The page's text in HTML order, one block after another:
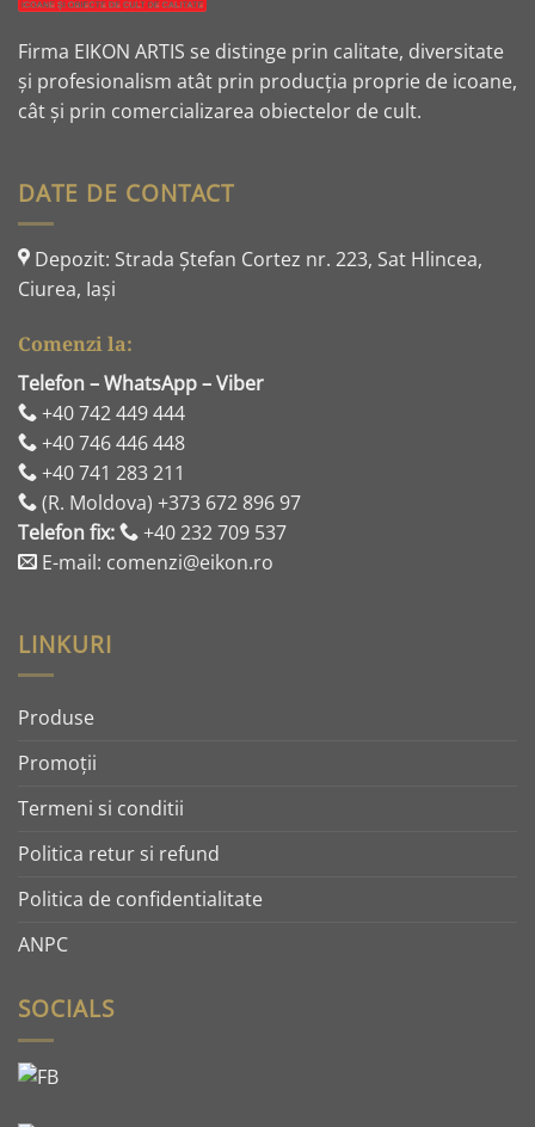
Firma EIKON ARTIS se distinge prin calitate, diversitate
și profesionalism atât prin producția proprie de icoane,
cât și prin comercializarea obiectelor de cult.
DATE DE CONTACT
Depozit: Strada Ştefan Cortez nr. 223, Sat Hlincea,
Ciurea, Iaşi
Comenzi la:
Telefon – WhatsApp – Viber
+40 742 449 444
+40 746 446 448
+40 741 283 211
(R. Moldova) +373 672 896 97
Telefon fix:
+40 232 709 537
E-mail: comenzi@eikon.ro
LINKURI
Produse
Promoţii
Termeni si conditii
Politica retur si refund
Politica de confidentialitate
ANPC
SOCIALS